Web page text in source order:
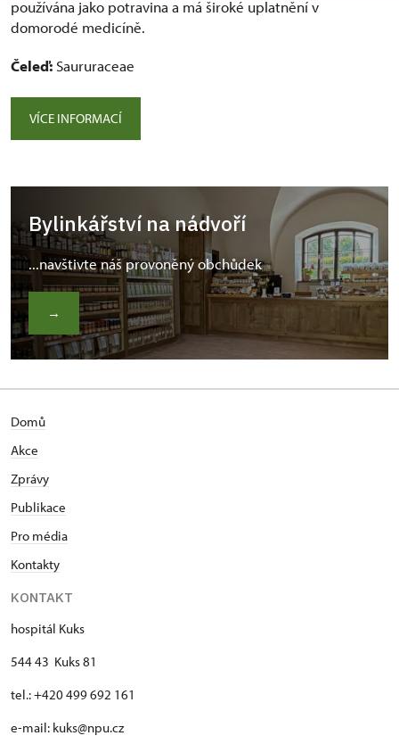
používána jako potravina a má široké uplatnění v
domorodé medicíně.
Čeleď: Saururaceae
VÍCE INFORMACÍ
Bylinkářství na nádvoří
...navštivte náš provoněný obchůdek
→
Domů
Akce
Zprávy
Publikace
Pro média
Kontakty
KONTAKT
hospitál Kuks
544 43 Kuks 81
tel.: +420 499 692 161
e-mail: kuks@npu.cz